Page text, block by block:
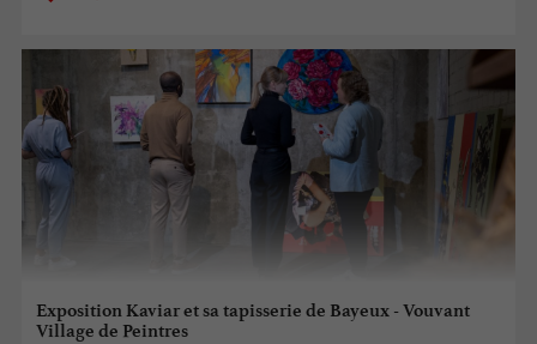
Exposition Kaviar et sa tapisserie de Bayeux - Vouvant
Village de Peintres